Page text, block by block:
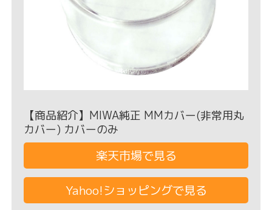
【商品紹介】MIWA純正 MMカバー(非常用丸
カバー) カバーのみ
楽天市場で見る
Yahoo!ショッピングで見る